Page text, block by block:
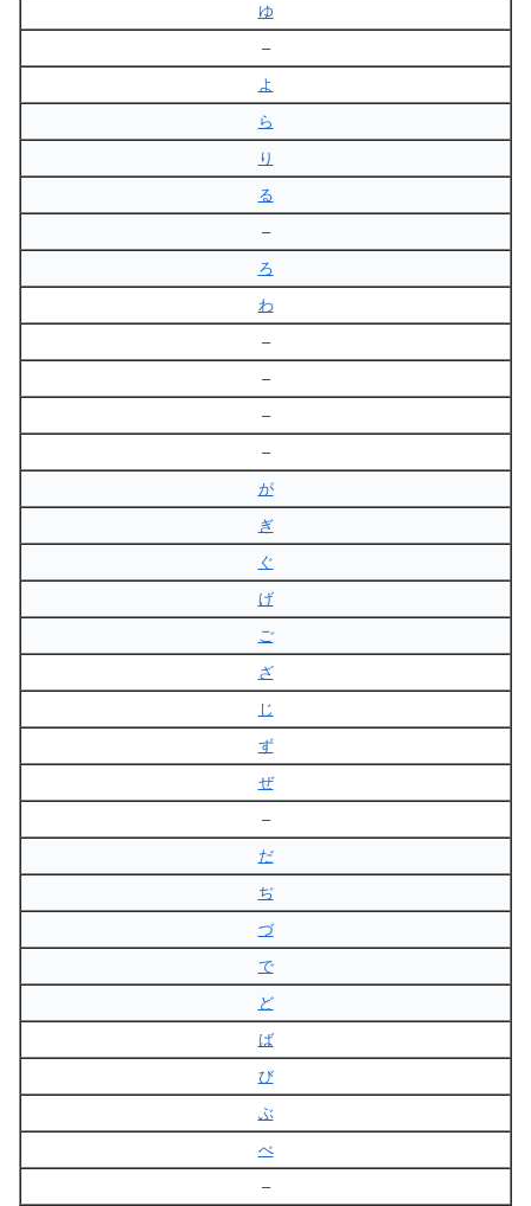
ゆ
–
よ
ら
り
る
–
ろ
わ
–
–
–
–
が
ぎ
ぐ
げ
ご
ざ
じ
ず
ぜ
–
だ
ぢ
づ
で
ど
ば
び
ぶ
べ
–